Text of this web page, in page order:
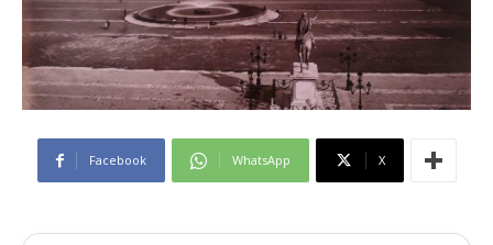
Facebook WhatsApp X